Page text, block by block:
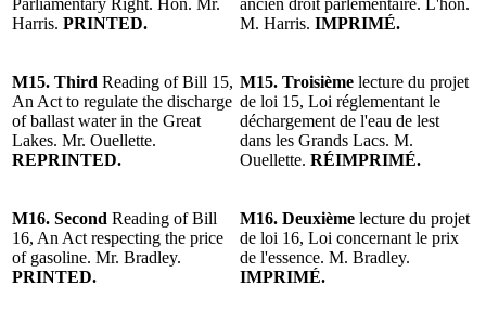
Harris. PRINTED.
M. Harris. IMPRIMÉ.
M15. Third Reading of Bill 15,
An Act to regulate the discharge
of ballast water in the Great
Lakes. Mr. Ouellette.
REPRINTED.
M15. Troisième lecture du projet
de loi 15, Loi réglementant le
déchargement de l'eau de lest
dans les Grands Lacs. M.
Ouellette. RÉIMPRIMÉ.
M16. Second Reading of Bill
16, An Act respecting the price
of gasoline. Mr. Bradley.
PRINTED.
M16. Deuxième lecture du projet
de loi 16, Loi concernant le prix
de l'essence. M. Bradley.
IMPRIMÉ.